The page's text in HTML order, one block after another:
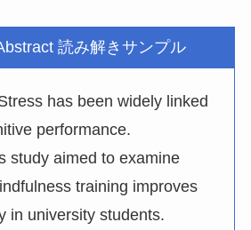
読み解きサンプル
has been widely linked
performance.
study aimed to examine
training improves
in university students.